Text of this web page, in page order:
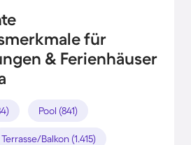
für
& Ferienhäuser
Pool (841)
Terrasse/Balkon (1.415)